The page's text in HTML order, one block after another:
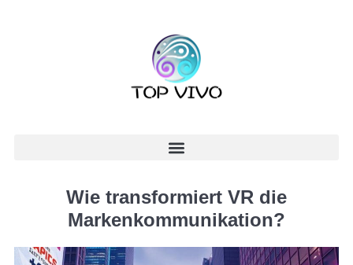
Wie transformiert VR die
Markenkommunikation?